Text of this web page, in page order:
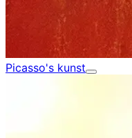
Picasso's kunst